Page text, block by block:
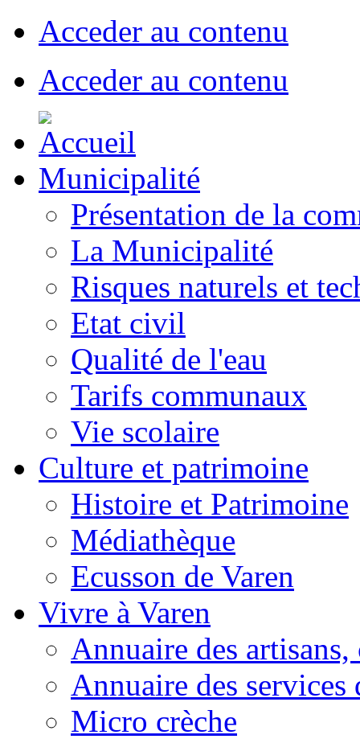
Acceder au contenu
Acceder au contenu
Municipalité
Présentation de la
La Municipalité
Risques naturels et
Etat civil
Qualité de l'eau
Tarifs communaux
Vie scolaire
Culture et patrimoine
Histoire et Patrimoine
Médiathèque
Ecusson de Varen
Vivre à Varen
Annuaire des
Annuaire des services
Micro crèche